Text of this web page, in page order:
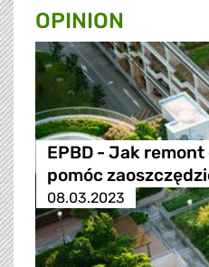
OPINION
EPBD - Jak remont
pomóc
08.03.2023